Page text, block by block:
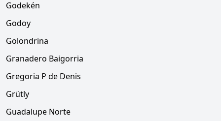
Godekén
Godoy
Golondrina
Granadero Baigorria
Gregoria P de Denis
Grütly
Guadalupe Norte